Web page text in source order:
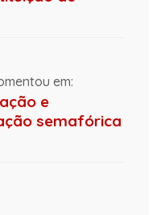
em:
e
semafórica